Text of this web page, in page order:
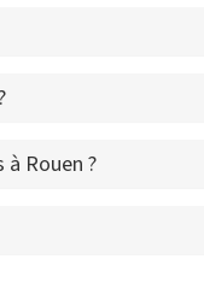
Rouen ?